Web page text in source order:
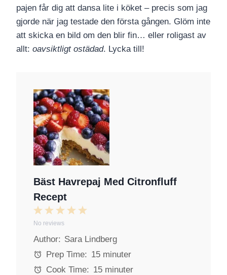
pajen får dig att dansa lite i köket – precis som jag
gjorde när jag testade den första gången. Glöm inte
att skicka en bild om den blir fin… eller roligast av
allt: oavsiktligt ostädad. Lycka till!
Bäst Havrepaj Med Citronfluff
Recept
5
t
r
4
t
a
r
3
t
a
r
2
S
t
a
r
1
S
t
a
No reviews
Author: Sara Lindberg
Prep Time: 15 minuter
Cook Time: 15 minuter